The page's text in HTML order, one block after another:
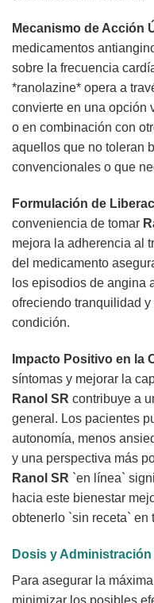
Mecanismo de Acción
medicamentos
sobre la frecuencia
*ranolazine* opera a
convierte en una opción
o en combinación con
aquellos que no toleran
convencionales o que
Formulación de
conveniencia de tomar
mejora la adherencia al
del medicamento
los episodios de angina
ofreciendo tranquilidad
condición.
Impacto Positivo en la
síntomas y mejorar la
Ranol SR contribuye a
general. Los pacientes
autonomía, menos
y una perspectiva más
Ranol SR `en línea`
hacia este bienestar
obtenerlo `sin receta` en
Dosis y Administración
Para asegurar la
minimizar los posibles